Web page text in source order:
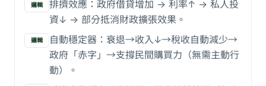
邏輯
排擠效應：政府借貸增加 -> 利率↑ -> 私人投
資↓ -> 部分抵消財政擴張效果。
邏輯
自動穩定器：衰退→收入↓→稅收自動減少→
政府「赤字」→支撐民間購買力（無需主動行
動）。